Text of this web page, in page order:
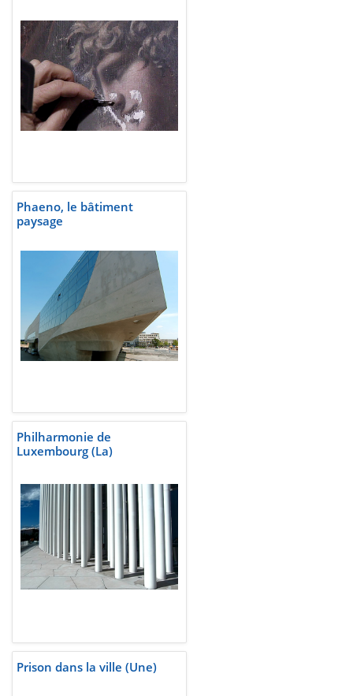
Phaeno, le bâtiment
paysage
Philharmonie de
Luxembourg (La)
Prison dans la ville (Une)